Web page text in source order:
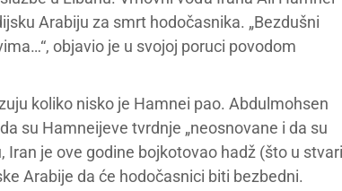
Arabiju za smrt hodočasnika. „Bezdušni
objavio je u svojoj poruci povodom
koliko nisko je Hamnei pao. Abdulmohsen
su Hamneijeve tvrdnje „neosnovane i da su
Iran je ove godine bojkotovao hadž (što u stvari
Arabije da će hodočasnici biti bezbedni.